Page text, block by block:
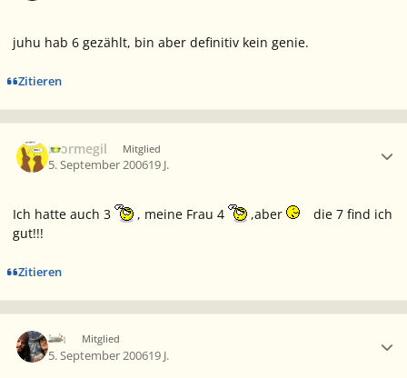
juhu hab 6 gezählt, bin aber definitiv kein genie.
Zitieren
mormegil Mitglied
5. September 200619 J.
Ich hatte auch 3 , meine Frau 4 ,aber
die 7 find ich
gut!!!
Zitieren
Ich Mitglied
5. September 200619 J.